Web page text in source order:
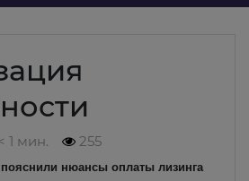
1 мин. 255
нюансы оплаты лизинга